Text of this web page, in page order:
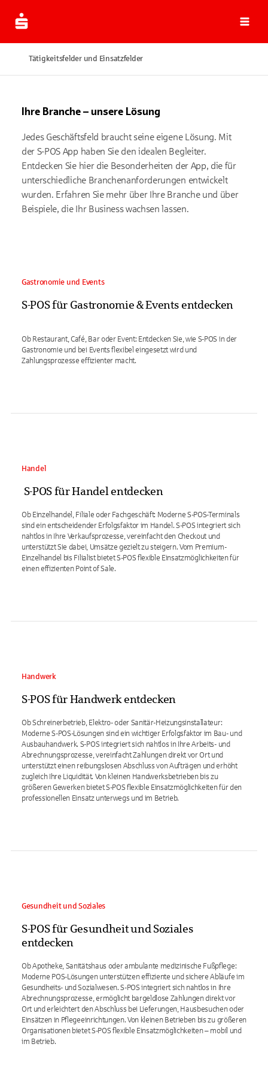
Tätigkeitsfelder und Einsatzfelder
Ihre Branche – unsere Lösung
Jedes Geschäftsfeld braucht seine eigene Lösung. Mit
der S-POS App haben Sie den idealen Begleiter.
Entdecken Sie hier die Besonderheiten der App, die für
unterschiedliche Branchenanforderungen entwickelt
wurden. Erfahren Sie mehr über Ihre Branche und über
Beispiele, die Ihr Business wachsen lassen.
Gastronomie und Events
S-POS für Gastronomie & Events entdecken
Ob Restaurant, Café, Bar oder Event: Entdecken Sie, wie S-POS in der
Gastronomie und bei Events flexibel eingesetzt wird und
Zahlungsprozesse effizienter macht.
Handel
S-POS für Handel entdecken
Ob Einzelhandel, Filiale oder Fachgeschäft: Moderne S-POS-Terminals
sind ein entscheidender Erfolgsfaktor im Handel. S-POS integriert sich
nahtlos in Ihre Verkaufsprozesse, vereinfacht den Checkout und
unterstützt Sie dabei, Umsätze gezielt zu steigern. Vom Premium-
Einzelhandel bis Filialist bietet S-POS flexible Einsatzmöglichkeiten für
einen effizienten Point of Sale.
Handwerk
S-POS für Handwerk entdecken
Ob Schreinerbetrieb, Elektro- oder Sanitär-Heizungsinstallateur:
Moderne S-POS-Lösungen sind ein wichtiger Erfolgsfaktor im Bau- und
Ausbauhandwerk. S-POS integriert sich nahtlos in Ihre Arbeits- und
Abrechnungsprozesse, vereinfacht Zahlungen direkt vor Ort und
unterstützt einen reibungslosen Abschluss von Aufträgen und erhöht
zugleich Ihre Liquidität. Von kleinen Handwerksbetrieben bis zu
größeren Gewerken bietet S-POS flexible Einsatzmöglichkeiten für den
professionellen Einsatz unterwegs und im Betrieb.
Gesundheit und Soziales
S-POS für Gesundheit und Soziales
entdecken
Ob Apotheke, Sanitätshaus oder ambulante medizinische Fußpflege:
Moderne POS-Lösungen unterstützen effiziente und sichere Abläufe im
Gesundheits- und Sozialwesen. S-POS integriert sich nahtlos in Ihre
Abrechnungsprozesse, ermöglicht bargeldlose Zahlungen direkt vor
Ort und erleichtert den Abschluss bei Lieferungen, Hausbesuchen oder
Einsätzen in Pflegeeinrichtungen. Von kleinen Betrieben bis zu größeren
Organisationen bietet S-POS flexible Einsatzmöglichkeiten – mobil und
im Betrieb.